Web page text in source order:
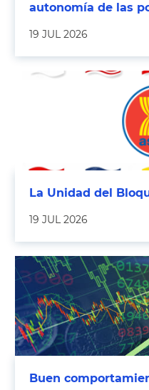
autonomía de las
19 JUL 2026
La Unidad del
19 JUL 2026
Buen